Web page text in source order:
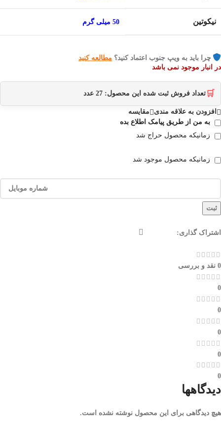
نیکوتین 50 میلی گرم
چرا باید به ویپ جنوب اعتماد کنید؟ مطالعه کنید
در انبار موجود نمی باشد
🛒 تعداد فروش ثبت شده این محصول: 27 عدد
افزودن به علاقه مندی
مقایسه
به من از طریق پیامک اطلاع بده
زمانیکه محصول حراج شد
زمانیکه محصول موجود شد
ثبت
اشتراک گذاری:
0 نقد و بررسی
0
0
0
0
0
دیدگاهها
هیچ دیدگاهی برای این محصول نوشته نشده است.